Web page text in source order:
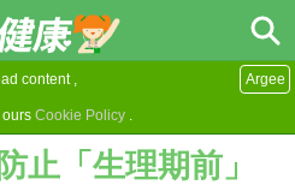
content ,
ours Cookie Policy .
Argee
止「生理期前」